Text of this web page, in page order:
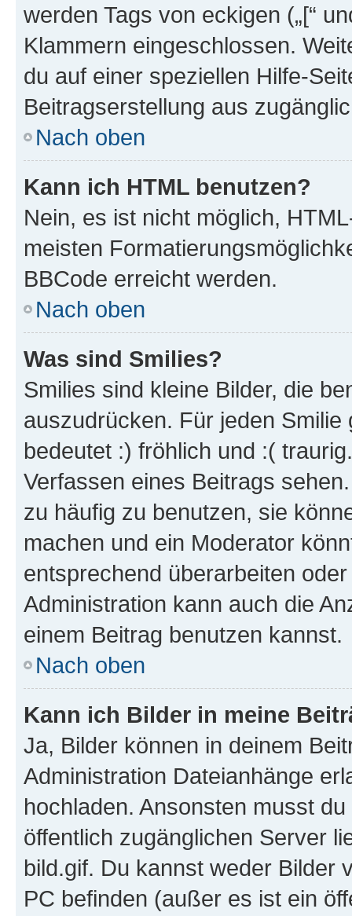
werden Tags von eckigen („[“
Klammern eingeschlossen.
du auf einer speziellen Hilfe-
Beitragserstellung aus
Nach oben
Kann ich HTML benutzen?
Nein, es ist nicht möglich,
meisten
BBCode erreicht werden.
Nach oben
Was sind Smilies?
Smilies sind kleine Bilder, die
auszudrücken. Für jeden
bedeutet :) fröhlich und :(
Verfassen eines Beitrags
zu häufig zu benutzen, sie
machen und ein Moderator
entsprechend überarbeiten
Administration kann auch die
einem Beitrag benutzen kannst.
Nach oben
Kann ich Bilder in meine
Ja, Bilder können in deinem
Administration Dateianhänge
hochladen. Ansonsten musst
öffentlich zugänglichen Server
bild.gif. Du kannst weder Bilder
PC befinden (außer es ist ein